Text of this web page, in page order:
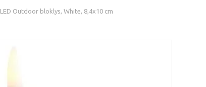
LED Outdoor bloklys, White, 8,4x10 cm